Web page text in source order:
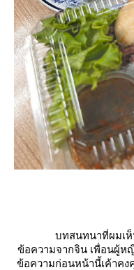
บทสนทนาที่ผมเ
ข้อความจากจิน เพื่อนผู้ห
ข้อความก่อนหน้านี้เค้าคง